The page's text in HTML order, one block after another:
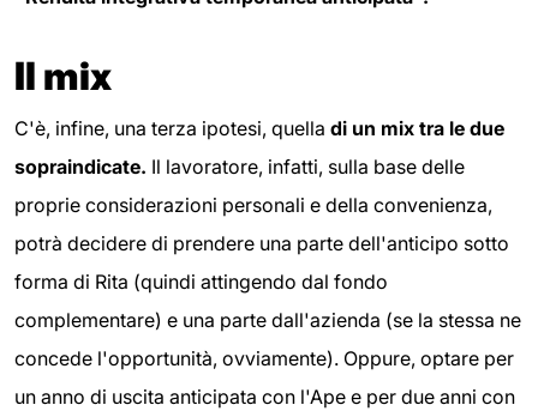
Il mix
C'è, infine, una terza ipotesi, quella di un mix tra le due
sopraindicate. Il lavoratore, infatti, sulla base delle
proprie considerazioni personali e della convenienza,
potrà decidere di prendere una parte dell'anticipo sotto
forma di Rita (quindi attingendo dal fondo
complementare) e una parte dall'azienda (se la stessa ne
concede l'opportunità, ovviamente). Oppure, optare per
un anno di uscita anticipata con l'Ape e per due anni con